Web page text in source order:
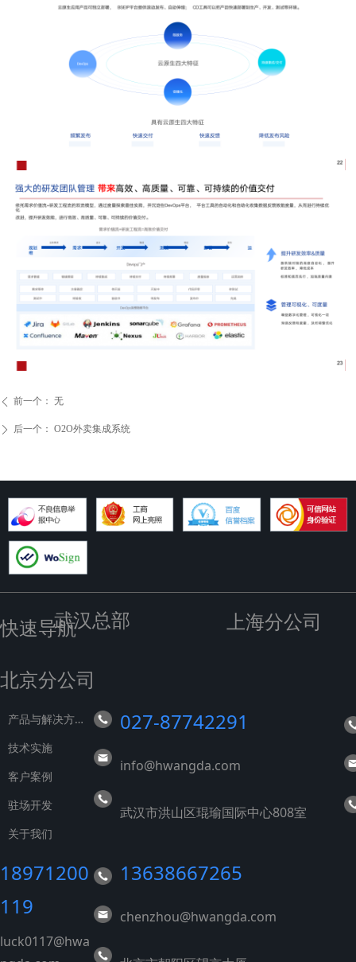
ꄴ 前一个： 无
ꄲ 后一个： O2O外卖集成系统
快速导航
产
品与解决方案
技术实施
客户案例
驻场开发
关于我们
武汉总部
027-87742291
info@hwangda.com
武汉市洪山区琨瑜国际中心808室
上海分公司
18971200
119
luck0117@hwa
北京分公司
13638667265
chenzhou@hwangda.com